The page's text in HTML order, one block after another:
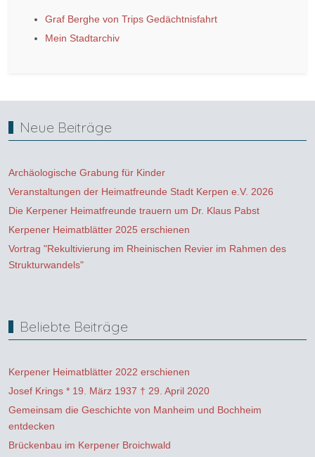
Graf Berghe von Trips Gedächtnisfahrt
Mein Stadtarchiv
Neue Beiträge
Archäologische Grabung für Kinder
Veranstaltungen der Heimatfreunde Stadt Kerpen e.V. 2026
Die Kerpener Heimatfreunde trauern um Dr. Klaus Pabst
Kerpener Heimatblätter 2025 erschienen
Vortrag "Rekultivierung im Rheinischen Revier im Rahmen des
Strukturwandels"
Beliebte Beiträge
Kerpener Heimatblätter 2022 erschienen
Josef Krings * 19. März 1937 † 29. April 2020
Gemeinsam die Geschichte von Manheim und Bochheim
entdecken
Brückenbau im Kerpener Broichwald